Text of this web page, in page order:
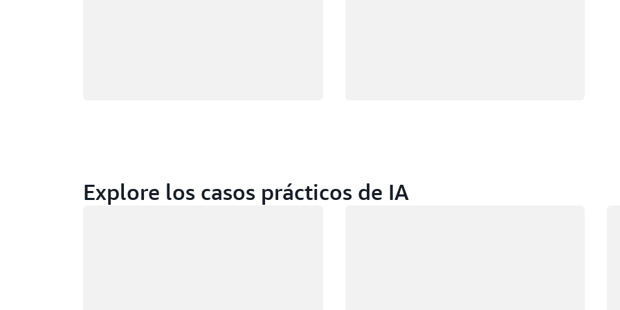
Explore los casos prácticos de IA